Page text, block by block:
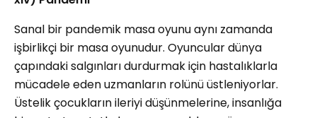
Sanal bir pandemik masa oyunu aynı zamanda
işbirlikçi bir masa oyunudur. Oyuncular dünya
çapındaki salgınları durdurmak için hastalıklarla
mücadele eden uzmanların rolünü üstleniyorlar.
Üstelik çocukların ileriyi düşünmelerine, insanlığa